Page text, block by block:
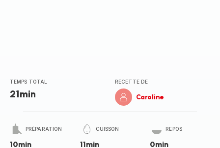
TEMPS TOTAL
21min
RECETTE DE
Caroline
PRÉPARATION
10min
CUISSON
11min
REPOS
0min